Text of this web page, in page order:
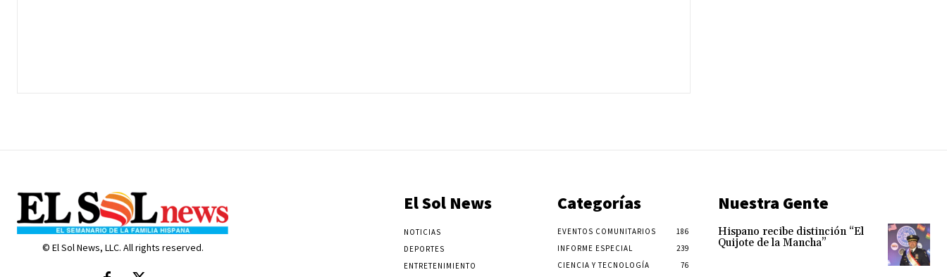
© El Sol News, LLC. All rights reserved.
El Sol News
NOTICIAS
DEPORTES
ENTRETENIMIENTO
Categorías
EVENTOS COMUNITARIOS
186
INFORME ESPECIAL
239
CIENCIA Y TECNOLOGÍA
76
Nuestra Gente
Hispano recibe distinción “El
Quijote de la Mancha”